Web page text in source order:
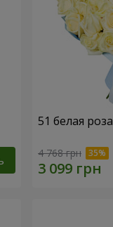
51 белая роза
4 768 грн